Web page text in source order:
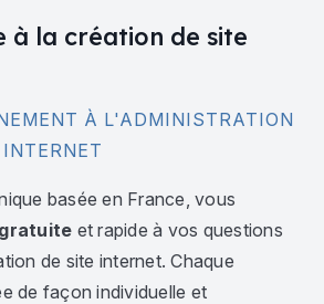
à la création de site
À L'ADMINISTRATION
basée en France, vous
et rapide à vos questions
de site internet. Chaque
de façon individuelle et